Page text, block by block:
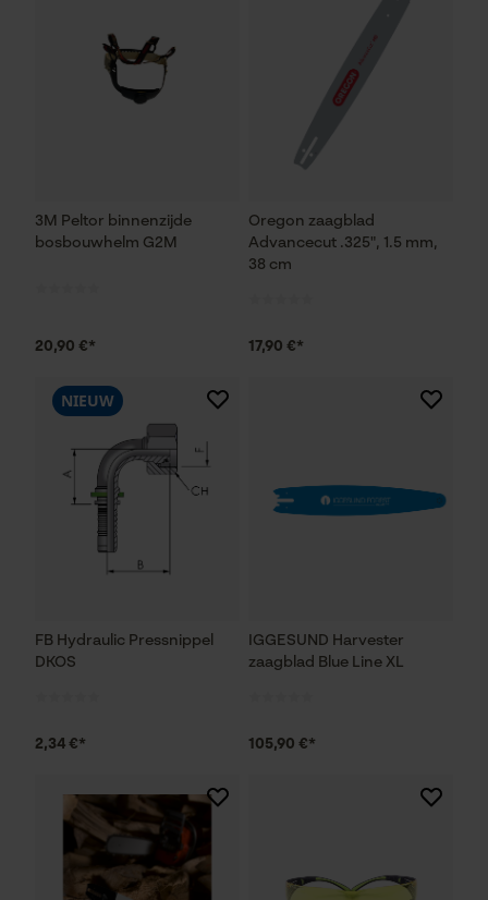
3M Peltor binnenzijde
bosbouwhelm G2M
20,90 €*
Oregon zaagblad
Advancecut .325", 1.5 mm,
38 cm
17,90 €*
FB Hydraulic Pressnippel
DKOS
NIEUW
2,34 €*
IGGESUND Harvester
zaagblad Blue Line XL
105,90 €*